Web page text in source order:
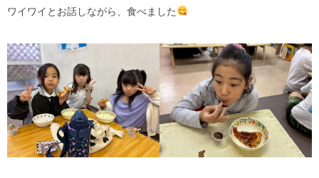
ワイワイとお話しながら、食べました